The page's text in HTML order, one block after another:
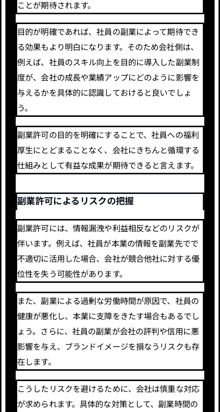
ことが期待されます。
目的が明確であれば、社員の副業によって期待でき
る効果もより明白になります。そのため会社側は、
例えば、社員のスキル向上を目的に導入した副業制
度が、会社の成長や業績アップにどのように影響を
与えるかを具体的に認識しておけると良いでしょ
う。
副業許可の目的を明確にすることで、社員への福利
厚生にとどまることなく、会社にきちんと循環する
仕組みとして有益な成果が期待できると言えます。
副業許可によるリスクの把握
副業許可には、情報漏洩や利益相反などのリスクが
伴います。例えば、社員が本業の情報を副業先でで
不適切に活用した場合、会社が競合他社に対する優
位性を失う可能性があります。
また、副業による過剰な労働時間が原因で、社員の
健康が悪化し、本業に支障をきたす場合もあるでし
ょう。さらに、社員の副業が会社の評判や信用に悪
影響を与え、ブランドイメージを損なうリスクも存
在します。
こうしたリスクを避けるために、会社は慎重な対応
が求められます。具体的な対策として、副業時間の